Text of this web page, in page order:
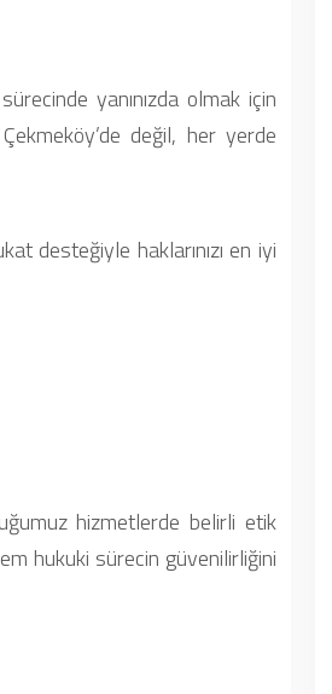
yanınızda olmak için
değil, her yerde
desteğiyle haklarınızı en iyi
hizmetlerde belirli etik
hukuki sürecin güvenilirliğini